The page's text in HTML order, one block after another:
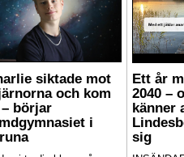
siktade mot
och kom
börjar
i
Ett år
2040 –
känner
sig